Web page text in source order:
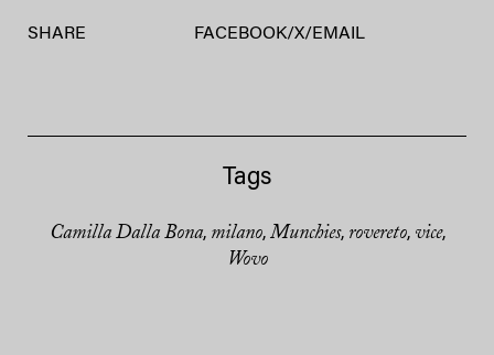
SHARE FACEBOOK/X/EMAIL
Tags
Camilla Dalla Bona, milano, Munchies, rovereto, vice,
Wovo